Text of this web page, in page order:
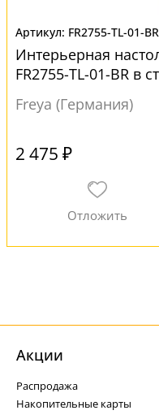
FR2755-TL-01-BR
Интерьерная
FR2755-TL-01-BR в
Freya (Германия)
2 475 ₽
Акции
Распродажа
Накопительные карты